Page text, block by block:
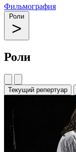
Фильмография
Роли
Роли
Текущий репертуар